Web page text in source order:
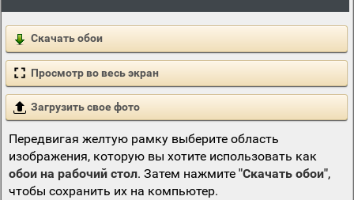
Скачать обои
Просмотр во весь экран
Загрузить свое фото
Передвигая желтую рамку выберите область
изображения, которую вы хотите использовать как
обои на рабочий стол. Затем нажмите "Скачать обои",
чтобы сохранить их на компьютер.